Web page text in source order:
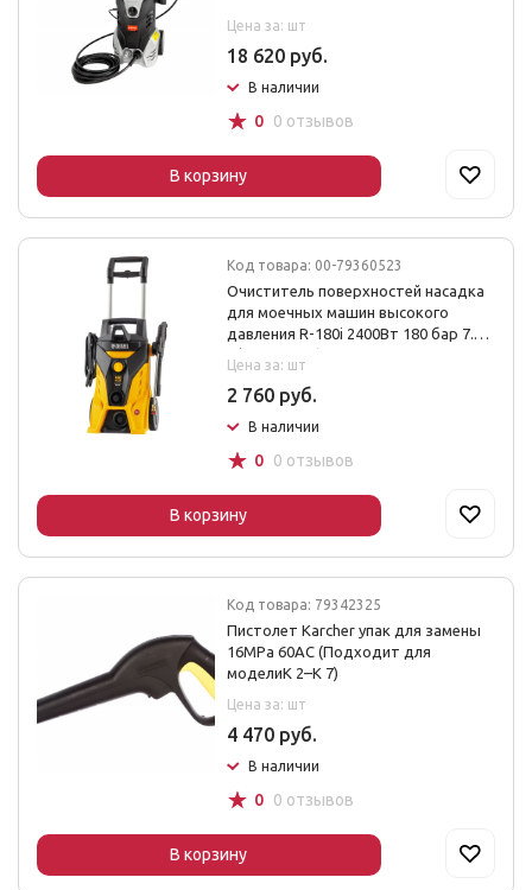
Цена за: шт
18 620 руб.
В наличии
☆ 0 0 отзывов
В корзину
Код товара: 00-79360523
Очиститель поверхностей насадка
для моечных машин высокого
давления R-180i 2400Вт 180 бар 7.5
Цена за: шт
2 760 руб.
В наличии
☆ 0 0 отзывов
В корзину
Код товара: 79342325
Пистолет Karcher упак для замены
16MPa 60АC (Подходит для
моделиK 2–K 7)
Цена за: шт
4 470 руб.
В наличии
☆ 0 0 отзывов
В корзину